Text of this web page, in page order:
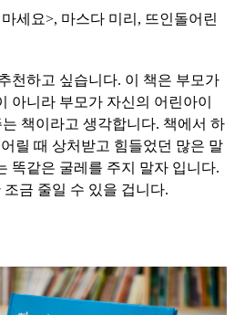
세요>, 마스다 미리, 뜨인돌어린
천하고 싶습니다. 이 책은 부모가
아니라 부모가 자신의 어린아이
책이라고 생각합니다. 책에서 하
릴 때 상처받고 힘들었던 많은 말
똑같은 굴레를 주지 말자 입니다.
금 줄일 수 있을 겁니다.